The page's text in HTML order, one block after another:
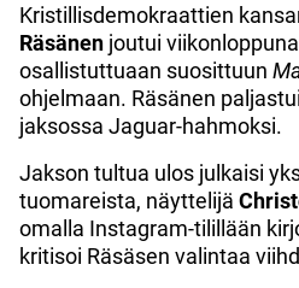
Kristillisdemokraattien
Räsänen joutui
osallistuttuaan suosittuun
ohjelmaan. Räsänen
jaksossa Jaguar-hahmoksi.
Jakson tultua ulos julkaisi
tuomareista, näyttelijä
omalla Instagram-tilillään
kritisoi Räsäsen valintaa